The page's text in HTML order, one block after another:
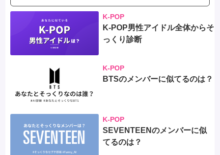
K-POP
K-POP男性アイドル全体からそ
っくり診断
K-POP
BTSのメンバーに似てるのは？
K-POP
SEVENTEENのメンバーに似
てるのは？